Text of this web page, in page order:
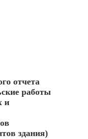
отчета
работы
и
здания)